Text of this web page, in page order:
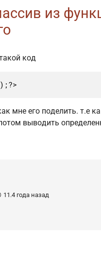
из
код
мне его поделить. т.е
выводить
11.4 года назад